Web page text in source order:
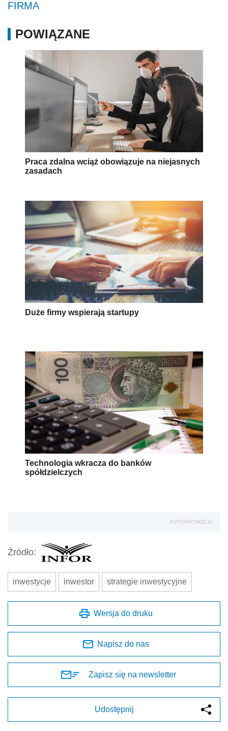
FIRMA
POWIĄZANE
Praca zdalna wciąż obowiązuje na niejasnych
zasadach
Duże firmy wspierają startupy
Technologia wkracza do banków
spółdzielczych
AUTOPROMOCJA
Źródło:
inwestycje inwestor strategie inwestycyjne
Wersja do druku
Napisz do nas
Zapisz się na newsletter
Udostępnij